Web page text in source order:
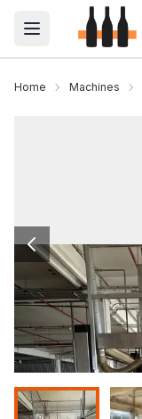
Open main menu
Home Machines